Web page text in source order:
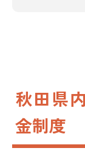
秋田県
金制度